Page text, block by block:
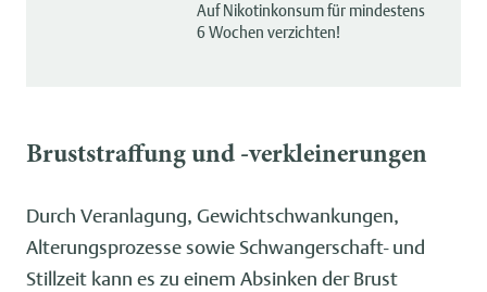
Auf Nikotinkonsum für mindestens
6 Wochen verzichten!
Bruststraffung und -verkleinerungen
Durch Veranlagung, Gewichtschwankungen,
Alterungsprozesse sowie Schwangerschaft- und
Stillzeit kann es zu einem Absinken der Brust